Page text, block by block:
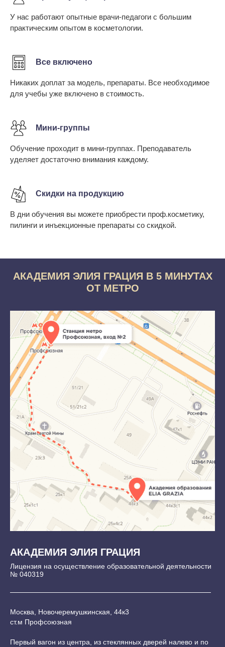
У нас работают опытные врачи-педагоги с большим
практическим опытом в косметологии.
Все включено
Никаких доплат за модель, препараты. Все необходимое
для учебы уже включено в стоимость.
Мини-группы
Обучение проходит в мини-группах. Преподаватель
уделяет достаточно внимания каждому.
Скидки на продукцию
В дни обучения вы можете приобрести проф.косметику,
пилинги и инъекционные препараты со скидкой.
АКАДЕМИЯ ЭЛИЯ ГРАЦИЯ В 5 МИНУТАХ
ОТ МЕТРО
АКАДЕМИЯ ЭЛИЯ ГРАЦИЯ
Лицензия на осуществление образовательной деятельности
№ 040319
Москва, Новочеремушкинская, 44к3
ст.м Профсоюзная
Первый вагон из центра, из стеклянных дверей налево и по